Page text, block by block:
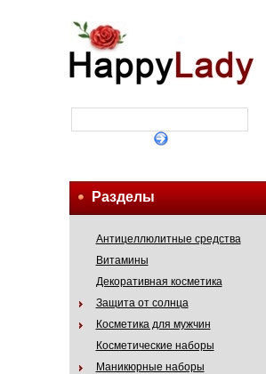
Разделы
Антицеллюлитные средства
Витамины
Декоративная косметика
Защита от солнца
Косметика для мужчин
Косметические наборы
Маникюрные наборы